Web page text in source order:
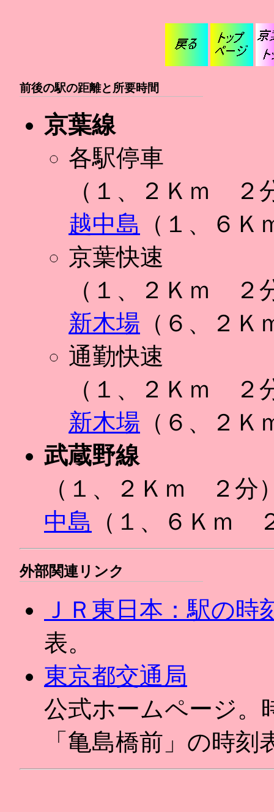
前後の駅の距離と所要時間
京葉線
各駅停車
（１、２Ｋｍ ２
越中島 （１、６
京葉快速
（１、２Ｋｍ ２
新木場 （６、２
通勤快速
（１、２Ｋｍ ２
新木場 （６、２
武蔵野線
（１、２Ｋｍ ２分
中島 （１、６Ｋｍ
外部関連リンク
ＪＲ東日本：駅の時
表。
東京都交通局
公式ホームページ。
「亀島橋前」の時